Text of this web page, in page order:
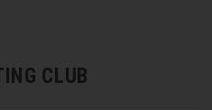
CLUB